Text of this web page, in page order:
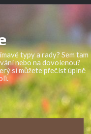
typy a rady? Sem tam
nebo na dovolenou?
si můžete přečíst úplně